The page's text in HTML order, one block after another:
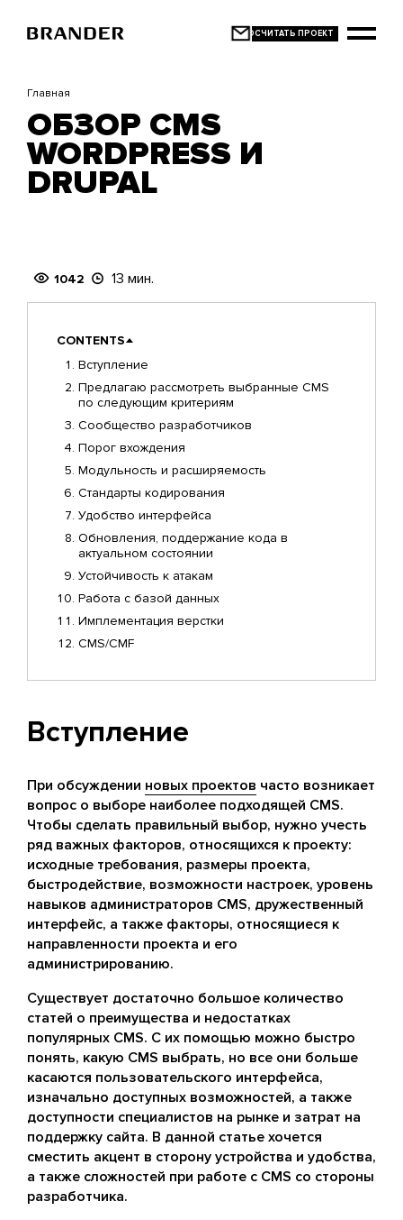
основному
Главная
ОБЗОР CMS
WORDPRESS И
DRUPAL
1042 13 мин.
CONTENTS
Вступление
Предлагаю рассмотреть выбранные CMS
по следующим критериям
Сообщество разработчиков
Порог вхождения
Модульность и расширяемость
Стандарты кодирования
Удобство интерфейса
Обновления, поддержание кода в
актуальном состоянии
Устойчивость к атакам
Работа с базой данных
Имплементация верстки
CMS/CMF
Вступление
При обсуждении новых проектов часто возникает
вопрос о выборе наиболее подходящей CMS.
Чтобы сделать правильный выбор, нужно учесть
ряд важных факторов, относящихся к проекту:
исходные требования, размеры проекта,
быстродействие, возможности настроек, уровень
навыков администраторов CMS, дружественный
интерфейс, а также факторы, относящиеся к
направленности проекта и его
администрированию.
Существует достаточно большое количество
статей о преимущества и недостатках
популярных CMS. С их помощью можно быстро
понять, какую CMS выбрать, но все они больше
касаются пользовательского интерфейса,
изначально доступных возможностей, а также
доступности специалистов на рынке и затрат на
поддержку сайта. В данной статье хочется
сместить акцент в сторону устройства и удобства,
а также сложностей при работе с CMS со стороны
разработчика.